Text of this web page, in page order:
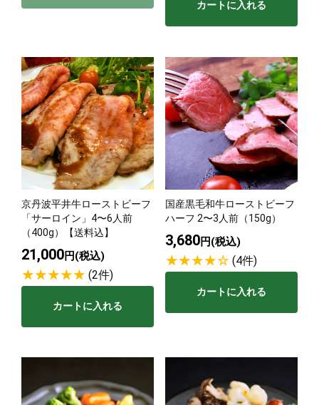
カートに入れる
京丹波平井牛ローストビーフ
「サーロイン」4〜6人前
（400g）【送料込】
21,000円(税込)
(2件)
カートに入れる
国産黒毛和牛ローストビーフ
ハーフ 2〜3人前（150g）
3,680円(税込)
(4件)
カートに入れる